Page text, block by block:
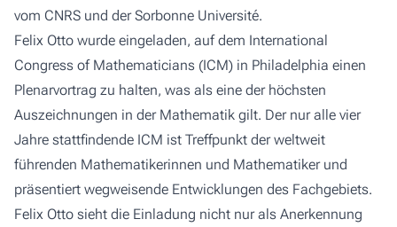
vom CNRS und der Sorbonne Université.
Felix Otto wurde eingeladen, auf dem International
Congress of Mathematicians (ICM) in Philadelphia einen
Plenarvortrag zu halten, was als eine der höchsten
Auszeichnungen in der Mathematik gilt. Der nur alle vier
Jahre stattfindende ICM ist Treffpunkt der weltweit
führenden Mathematikerinnen und Mathematiker und
präsentiert wegweisende Entwicklungen des Fachgebiets.
Felix Otto sieht die Einladung nicht nur als Anerkennung